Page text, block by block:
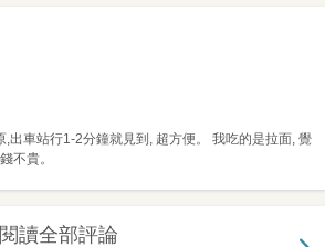
,出車站行1-2分鐘就見到, 超方便。 我吃的是拉面, 覺
不貴。
閱讀全部評論